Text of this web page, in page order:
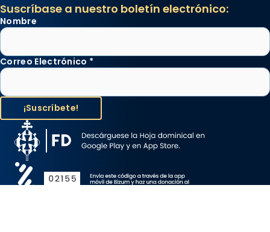
Suscríbase a nuestro boletín electrónico:
Nombre
Correo Electrónico *